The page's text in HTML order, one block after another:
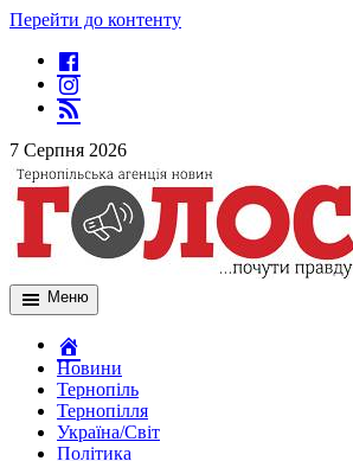
Перейти до контенту
7 Серпня 2026
Меню
Новини
Тернопіль
Тернопілля
Україна/Світ
Політика